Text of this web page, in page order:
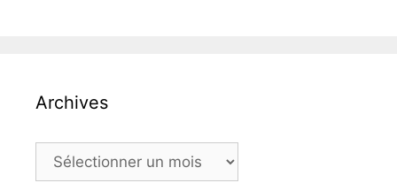
Archives
Archives